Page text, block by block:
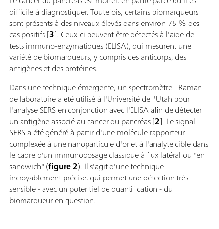
difficile à diagnostiquer. Toutefois, certains biomarqueurs
sont présents à des niveaux élevés dans environ 75 % des
cas positifs [3]. Ceux-ci peuvent être détectés à l'aide de
tests immuno-enzymatiques (ELISA), qui mesurent une
variété de biomarqueurs, y compris des anticorps, des
antigènes et des protéines.
Dans une technique émergente, un spectromètre i-Raman
de laboratoire a été utilisé à l'Université de l'Utah pour
l'analyse SERS en conjonction avec l'ELISA afin de détecter
un antigène associé au cancer du pancréas [2]. Le signal
SERS a été généré à partir d'une molécule rapporteur
complexée à une nanoparticule d'or et à l'analyte cible dans
le cadre d'un immunodosage classique à flux latéral ou "en
sandwich" (figure 2). Il s'agit d'une technique
incroyablement précise, qui permet une détection très
sensible - avec un potentiel de quantification - du
biomarqueur en question.